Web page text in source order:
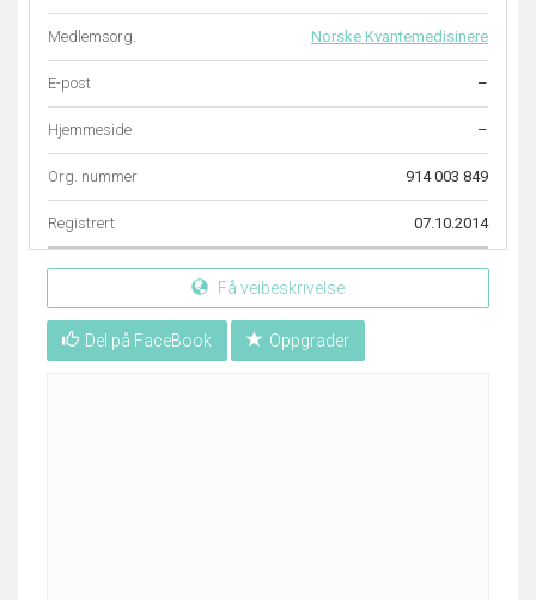
Medlemsorg. Norske Kvantemedisinere
E-post –
Hjemmeside –
Org. nummer 914 003 849
Registrert 07.10.2014
Få veibeskrivelse
Del på FaceBook Oppgrader